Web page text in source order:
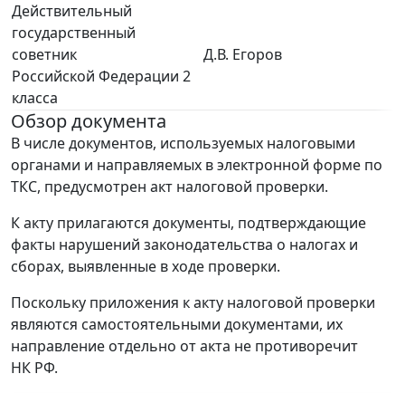
Действительный
государственный
советник
Российской Федерации 2
класса
Д.В. Егоров
Обзор документа
В числе документов, используемых налоговыми
органами и направляемых в электронной форме по
ТКС, предусмотрен акт налоговой проверки.
К акту прилагаются документы, подтверждающие
факты нарушений законодательства о налогах и
сборах, выявленные в ходе проверки.
Поскольку приложения к акту налоговой проверки
являются самостоятельными документами, их
направление отдельно от акта не противоречит
НК РФ.